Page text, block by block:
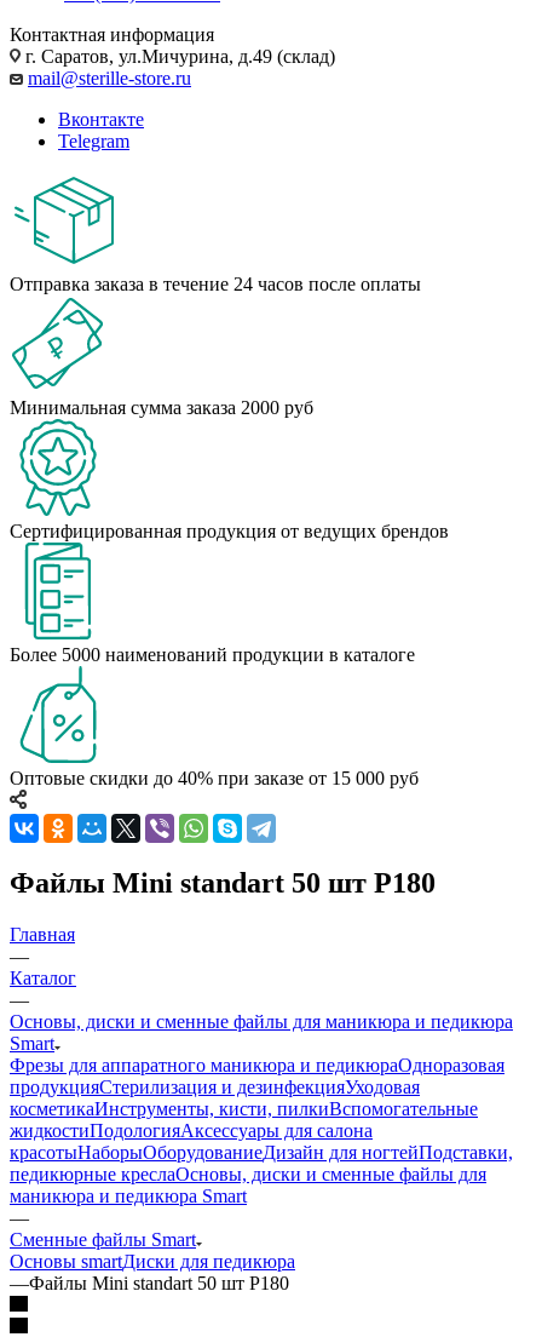
Контактная информация
г. Саратов, ул.Мичурина, д.49 (склад)
mail@sterille-store.ru
Вконтакте
Telegram
Отправка заказа в течение 24 часов после оплаты
Минимальная сумма заказа 2000 руб
Сертифицированная продукция от ведущих брендов
Более 5000 наименований продукции в каталоге
Оптовые скидки до 40% при заказе от 15 000 руб
Файлы Mini standart 50 шт P180
Главная
—
Каталог
—
Основы, диски и сменные файлы для маникюра и педикюра
Smart
Фрезы для аппаратного маникюра и педикюраОдноразовая
продукцияСтерилизация и дезинфекцияУходовая
косметикаИнструменты, кисти, пилкиВспомогательные
жидкостиПодологияАксессуары для салона
красотыНаборыОборудованиеДизайн для ногтейПодставки,
педикюрные креслаОсновы, диски и сменные файлы для
маникюра и педикюра Smart
—
Сменные файлы Smart
Основы smartДиски для педикюра
—Файлы Mini standart 50 шт P180